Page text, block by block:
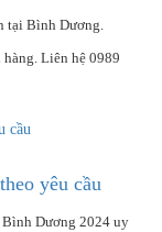
tại Bình Dương.
Liên hệ 0989
yêu cầu
Dương 2024 uy